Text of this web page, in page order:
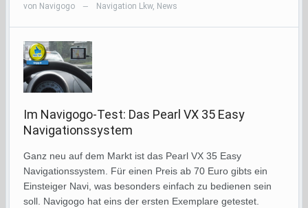
von Navigogo — Navigation Lkw, News
Im Navigogo-Test: Das Pearl VX 35 Easy
Navigationssystem
Ganz neu auf dem Markt ist das Pearl VX 35 Easy
Navigationssystem. Für einen Preis ab 70 Euro gibts ein
Einsteiger Navi, was besonders einfach zu bedienen sein
soll. Navigogo hat eins der ersten Exemplare getestet.